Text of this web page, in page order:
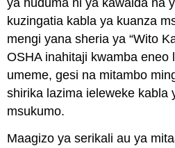
ya huduma ni ya kawaida na
kuzingatia kabla ya kuanza
mengi yana sheria ya “Wito
OSHA inahitaji kwamba eneo
umeme, gesi na mitambo
shirika lazima ieleweke kabla
msukumo.
Maagizo ya serikali au ya